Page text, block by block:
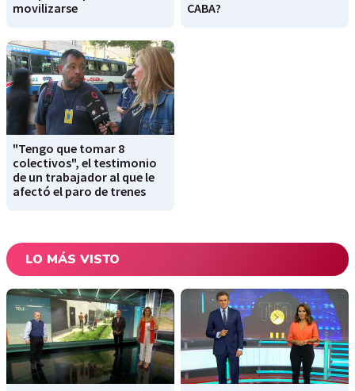
movilizarse
CABA?
"Tengo que tomar 8
colectivos", el testimonio
de un trabajador al que le
afectó el paro de trenes
LO MÁS VISTO